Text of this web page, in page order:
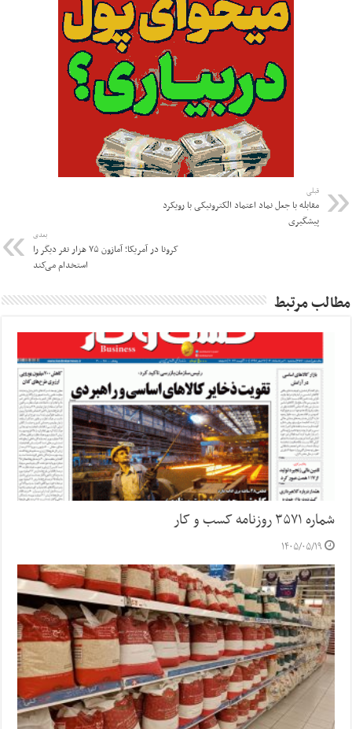
قبلی
مقابله با جعل نماد اعتماد الکترونیکی با رویکرد
پیشگیری
بعدی
کرونا در آمریکا؛ آمازون ۷۵ هزار نفر دیگر را
استخدام می‌کند
مطالب مرتبط
شماره ۳۵۷۱ روزنامه کسب و کار
۱۴۰۵/۰۵/۱۹